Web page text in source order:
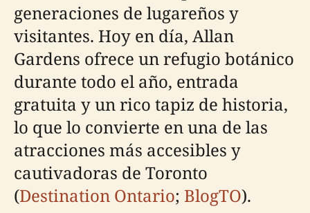
generaciones de lugareños y
visitantes. Hoy en día, Allan
Gardens ofrece un refugio botánico
durante todo el año, entrada
gratuita y un rico tapiz de historia,
lo que lo convierte en una de las
atracciones más accesibles y
cautivadoras de Toronto
(Destination Ontario; BlogTO).